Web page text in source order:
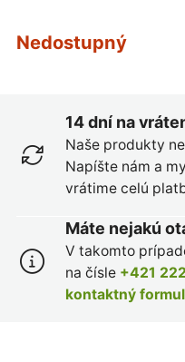
Nedostupný
14 dní na
Naše produkty
Napíšte nám a
vrátime celú
Máte nejakú
V takomto
na čísle +421
kontaktný